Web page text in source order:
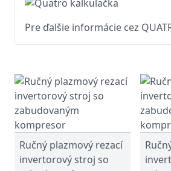
Pre ďalšie informácie cez
Ručný plazmový rezací
invertorový stroj so